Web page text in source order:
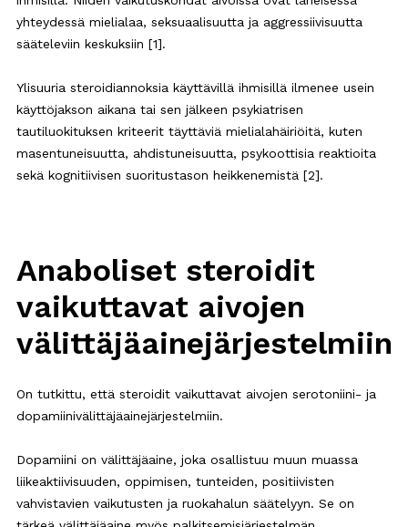
yhteydessä mielialaa, seksuaalisuutta ja aggressiivisuutta
sääteleviin keskuksiin [1].
Ylisuuria steroidiannoksia käyttävillä ihmisillä ilmenee usein
käyttöjakson aikana tai sen jälkeen psykiatrisen
tautiluokituksen kriteerit täyttäviä mielialahäiriöitä, kuten
masentuneisuutta, ahdistuneisuutta, psykoottisia reaktioita
sekä kognitiivisen suoritustason heikkenemistä [2].
Anaboliset steroidit
vaikuttavat aivojen
välittäjäainejärjestelmiin
On tutkittu, että steroidit vaikuttavat aivojen serotoniini- ja
dopamiinivälittäjäainejärjestelmiin.
Dopamiini on välittäjäaine, joka osallistuu muun muassa
liikeaktiivisuuden, oppimisen, tunteiden, positiivisten
vahvistavien vaikutusten ja ruokahalun säätelyyn. Se on